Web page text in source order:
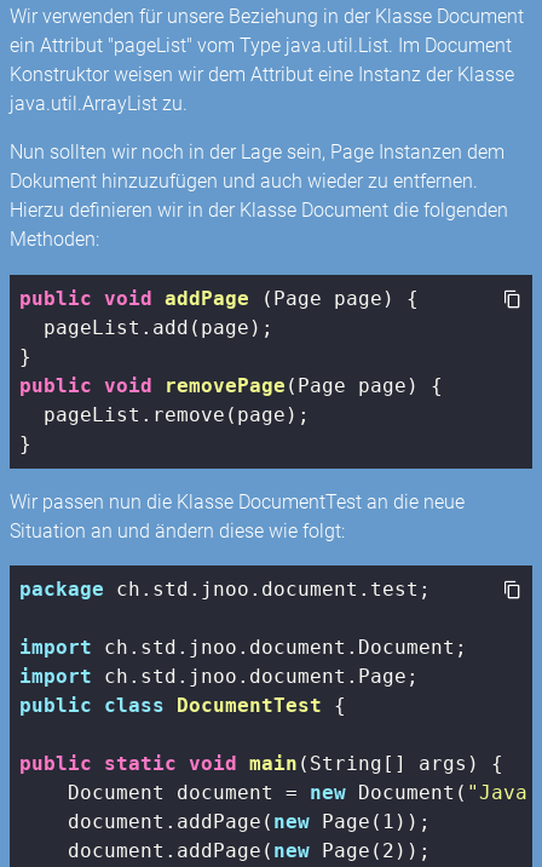
Wir verwenden für unsere Beziehung in der Klasse Document
ein Attribut "pageList" vom Type java.util.List. Im Document
Konstruktor weisen wir dem Attribut eine Instanz der Klasse
java.util.ArrayList zu.
Nun sollten wir noch in der Lage sein, Page Instanzen dem
Dokument hinzuzufügen und auch wieder zu entfernen.
Hierzu definieren wir in der Klasse Document die folgenden
Methoden:
public void addPage (Page page)
{
  pageList.add(page);
public void removePage (Page page)
{
  pageList.remove(page);
}
Wir passen nun die Klasse DocumentTest an die neue
Situation an und ändern diese wie folgt:
package ch.std.jnoo.document.test;
import
import
public
class DocumentTest {
public static void main (String[] args)
{
    Document document =
new Document( "Java
    document.addPage(
new Page( 1 ));
    document.addPage(
new Page( 2 ));